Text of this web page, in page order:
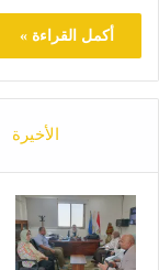
أكمل القراءة »
الأخيرة